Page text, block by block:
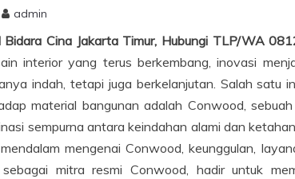
admin
Bidara Cina Jakarta Timur, Hubungi TLP/WA
interior yang terus berkembang, inovasi
indah, tetapi juga berkelanjutan. Salah satu
material bangunan adalah Conwood,
sempurna antara keindahan alami dan
mengenai Conwood, keunggulan,
mitra resmi Conwood, hadir untuk